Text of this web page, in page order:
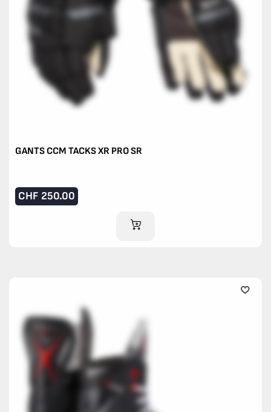
GANTS CCM TACKS XR PRO SR
CHF 250.00
AJOUTER AU PANIER